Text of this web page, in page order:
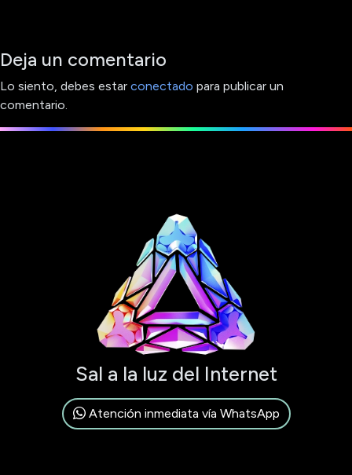
Deja un comentario
Lo siento, debes estar conectado para publicar un
comentario.
Sal a la luz del Internet
Atención inmediata vía WhatsApp